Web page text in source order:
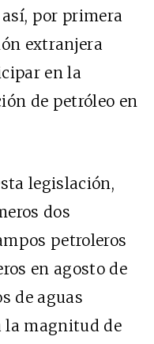
por primera
extranjera
en la
de petróleo en
legislación,
dos
petroleros
en agosto de
de aguas
la magnitud de